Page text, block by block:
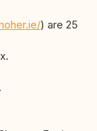
) are 25